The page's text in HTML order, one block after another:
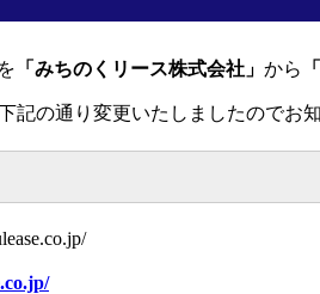
「みちのくリース株式会社」 から
記の通り変更いたしましたのでお